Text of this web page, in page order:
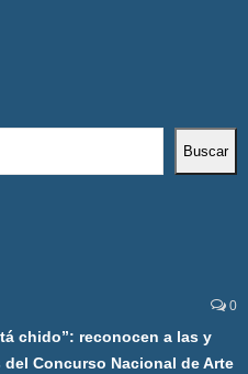
Buscar
0
chido”: reconocen a las y
del Concurso Nacional de Arte